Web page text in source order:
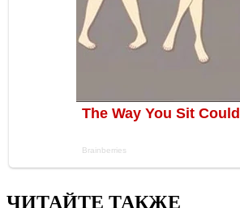
ЧИТАЙТЕ ТАКЖЕ